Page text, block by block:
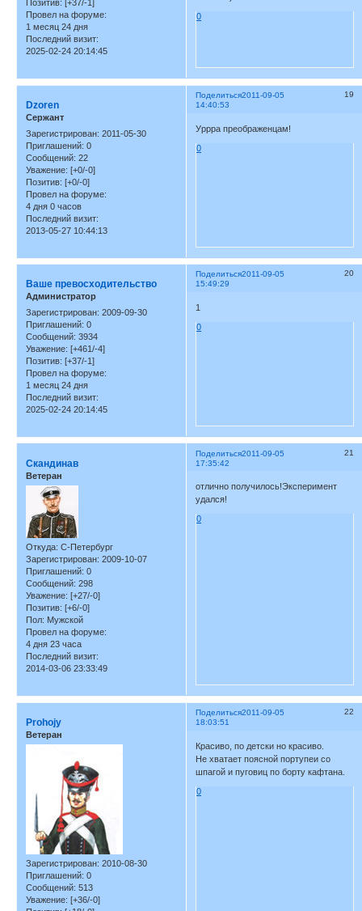
Позитив: [+37/-1]
Провел на форуме:
1 месяц 24 дня
Последний визит:
2025-02-24 20:14:45
0
Поделиться 19
2011-09-05
14:40:53
Dzoren
Сержант
Зарегистрирован: 2011-05-30
Приглашений: 0
Сообщений: 22
Уважение: [+0/-0]
Позитив: [+0/-0]
Провел на форуме:
4 дня 0 часов
Последний визит:
2013-05-27 10:44:13
Уррра преображенцам!
0
Поделиться 20
2011-09-05
15:49:29
Ваше превосходительство
Администратор
Зарегистрирован: 2009-09-30
Приглашений: 0
Сообщений: 3934
Уважение: [+461/-4]
Позитив: [+37/-1]
Провел на форуме:
1 месяц 24 дня
Последний визит:
2025-02-24 20:14:45
1
0
Поделиться 21
2011-09-05
17:35:42
Скандинав
Ветеран
Откуда: С-Петербург
Зарегистрирован: 2009-10-07
Приглашений: 0
Сообщений: 298
Уважение: [+27/-0]
Позитив: [+6/-0]
Пол: Мужской
Провел на форуме:
4 дня 23 часа
Последний визит:
2014-03-06 23:33:49
отлично получилось!Эксперимент
удался!
0
Поделиться 22
2011-09-05
18:03:51
Prohojy
Ветеран
Зарегистрирован: 2010-08-30
Приглашений: 0
Сообщений: 513
Уважение: [+36/-0]
Красиво, по детски но красиво.
Не хватает поясной портупеи со
шпагой и пуговиц по борту кафтана.
0